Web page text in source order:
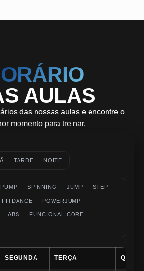
HIDROGINÁSTICA
ALONGAMENTO
SPINNING
ABS
MUSCULAÇÃO
NATAÇÃO
BODY PUMP
FITDANCE
NATAÇÃO INFANTIL
JUMP
STEP
STRETCH BALL
BOOM DANCE
FUNCIONAL CORE
NATAÇÃO BEBÊS
AULAS
das nossas aulas e encontre o
momento para treinar.
TARDE NOITE
SPINNING JUMP STEP
FITDANCE POWERJUMP
ABS FUNCIONAL CORE
SEGUNDA TERÇA